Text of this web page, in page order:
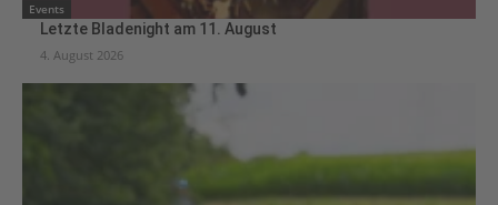
Events
Letzte Bladenight am 11. August
4. August 2026